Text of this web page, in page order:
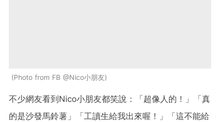
Photo from FB @Nico小朋友
不少網友看到Nico小朋友都笑說：「超像人的！」「真
的是沙發馬鈴薯」「工讀生給我出來喔！」「這不能給